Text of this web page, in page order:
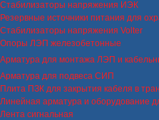
Стабилизаторы напряжения ИЭК
Резервные источники питания для
Стабилизаторы напряжения Volter
Опоры ЛЭП железобетонные
Арматура для монтажа ЛЭП и
Арматура для подвеса СИП
Плита ПЗК для закрытия кабеля в
Линейная арматура и оборудование
Лента сигнальная